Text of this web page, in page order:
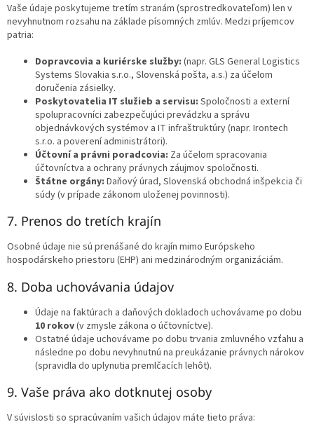
Vaše údaje poskytujeme tretím stranám (sprostredkovateľom) len v
nevyhnutnom rozsahu na základe písomných zmlúv. Medzi príjemcov
patria:
Dopravcovia a kuriérske služby: (napr. GLS General Logistics
Systems Slovakia s.r.o., Slovenská pošta, a.s.) za účelom
doručenia zásielky.
Poskytovatelia IT služieb a servisu: Spoločnosti a externí
spolupracovníci zabezpečujúci prevádzku a správu
objednávkových systémov a IT infraštruktúry (napr. Irontech
s.r.o. a poverení administrátori).
Účtovní a právni poradcovia: Za účelom spracovania
účtovníctva a ochrany právnych záujmov spoločnosti.
Štátne orgány: Daňový úrad, Slovenská obchodná inšpekcia či
súdy (v prípade zákonom uloženej povinnosti).
7. Prenos do tretích krajín
Osobné údaje nie sú prenášané do krajín mimo Európskeho
hospodárskeho priestoru (EHP) ani medzinárodným organizáciám.
8. Doba uchovávania údajov
Údaje na faktúrach a daňových dokladoch uchovávame po dobu
10 rokov(v zmysle zákona o účtovníctve).
Ostatné údaje uchovávame po dobu trvania zmluvného vzťahu a
následne po dobu nevyhnutnú na preukázanie právnych nárokov
(spravidla do uplynutia premlčacích lehôt).
9. Vaše práva ako dotknutej osoby
V súvislosti so spracúvaním vašich údajov máte tieto práva: